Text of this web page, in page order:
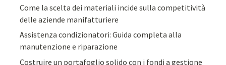
Come la scelta dei materiali incide sulla competitività
delle aziende manifatturiere
Assistenza condizionatori: Guida completa alla
manutenzione e riparazione
Costruire un portafoglio solido con i fondi a gestione